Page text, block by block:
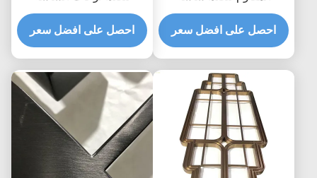
التقسيم شعري H3m روز
الذهب غرفة مقسم
احصل على افضل سعر
الزخرفية Wearproof الليزر
قطع خط شعري مجوف
احصل على افضل سعر